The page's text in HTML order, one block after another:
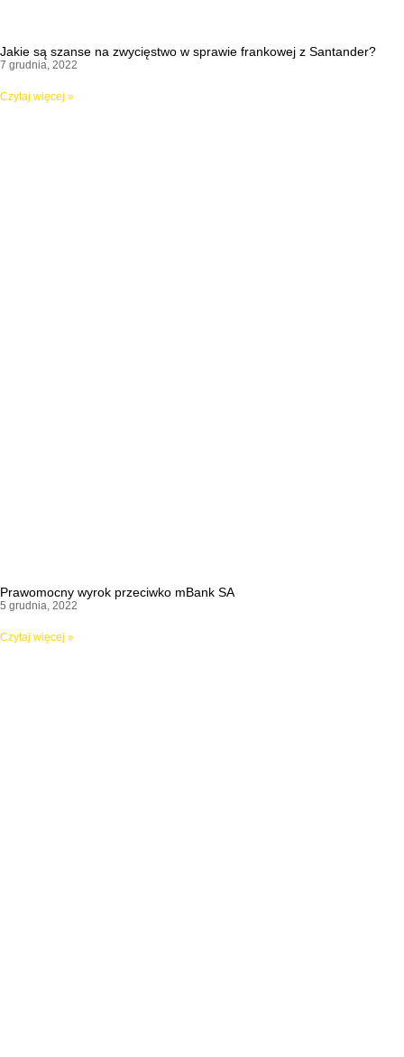
Jakie są szanse na zwycięstwo w sprawie frankowej z Santander?
7 grudnia, 2022
Czytaj więcej »
Prawomocny wyrok przeciwko mBank SA
5 grudnia, 2022
Czytaj więcej »